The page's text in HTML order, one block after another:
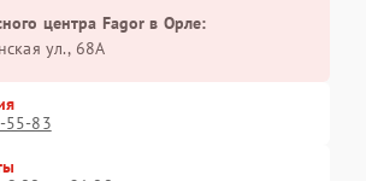
центра Fagor в Орле:
ул., 68А
55-83